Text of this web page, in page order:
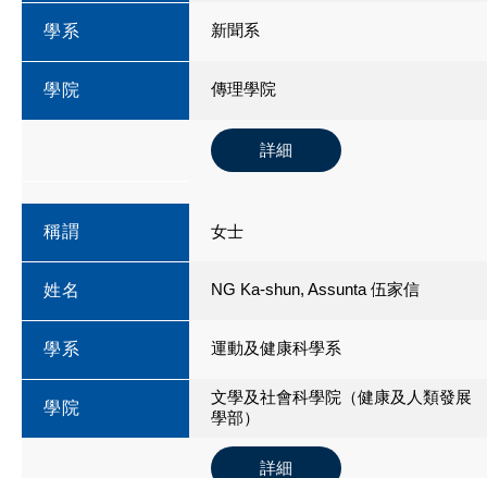
學系 新聞系
學院 傳理學院
詳細
稱謂 女士
姓名 NG Ka-shun, Assunta 伍家信
學系 運動及健康科學系
學院
文學及社會科學院（健康及人類發展
學部）
詳細